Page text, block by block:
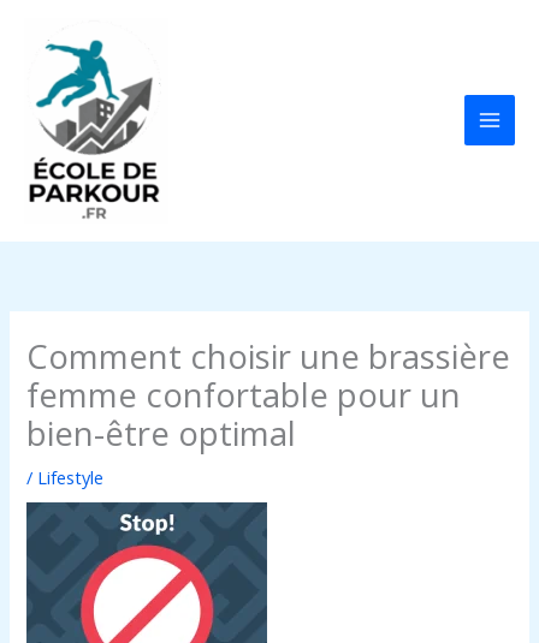
Comment choisir une brassière
femme confortable pour un
bien-être optimal
/ Lifestyle